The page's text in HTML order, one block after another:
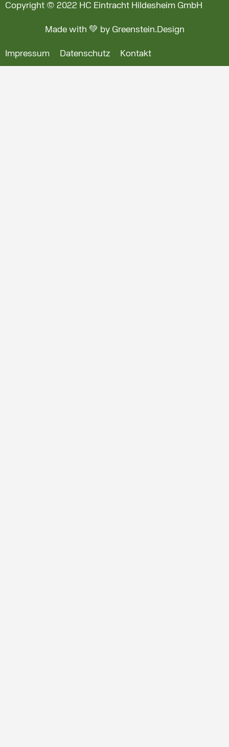
Copyright © 2022 HC Eintracht Hildesheim GmbH
Made with 💚 by Greenstein.Design
Impressum Datenschutz Kontakt